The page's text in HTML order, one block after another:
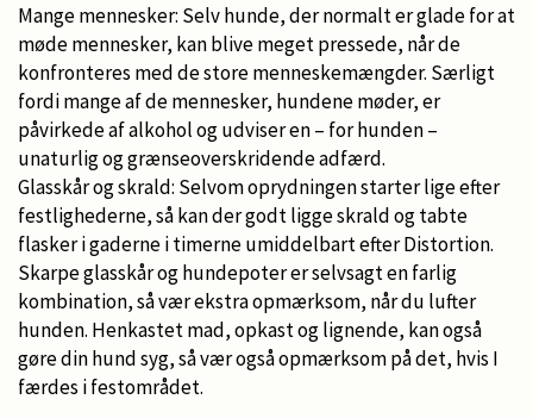
Mange mennesker: Selv hunde, der normalt er glade for at
møde mennesker, kan blive meget pressede, når de
konfronteres med de store menneskemængder. Særligt
fordi mange af de mennesker, hundene møder, er
påvirkede af alkohol og udviser en – for hunden –
unaturlig og grænseoverskridende adfærd.
Glasskår og skrald: Selvom oprydningen starter lige efter
festlighederne, så kan der godt ligge skrald og tabte
flasker i gaderne i timerne umiddelbart efter Distortion.
Skarpe glasskår og hundepoter er selvsagt en farlig
kombination, så vær ekstra opmærksom, når du lufter
hunden. Henkastet mad, opkast og lignende, kan også
gøre din hund syg, så vær også opmærksom på det, hvis I
færdes i festområdet.